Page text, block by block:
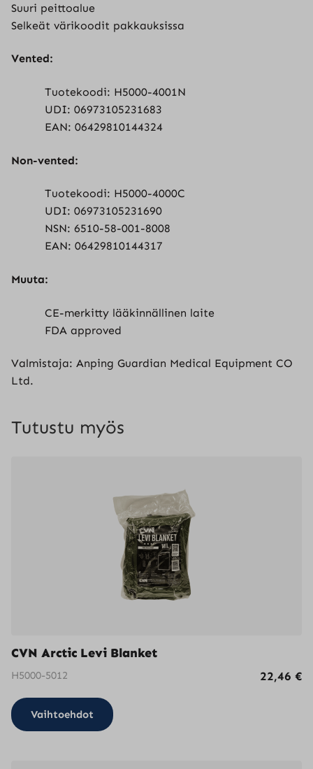
Suuri peittoalue
Selkeät värikoodit pakkauksissa
Vented:
Tuotekoodi: H5000-4001N
UDI: 06973105231683
EAN: 06429810144324
Non-vented:
Tuotekoodi: H5000-4000C
UDI: 06973105231690
NSN: 6510-58-001-8008
EAN: 06429810144317
Muuta:
CE-merkitty lääkinnällinen laite
FDA approved
Valmistaja: Anping Guardian Medical Equipment CO
Ltd.
Tutustu myös
CVN Arctic Levi Blanket
H5000-5012 22,46 €
Vaihtoehdot
tuotteella